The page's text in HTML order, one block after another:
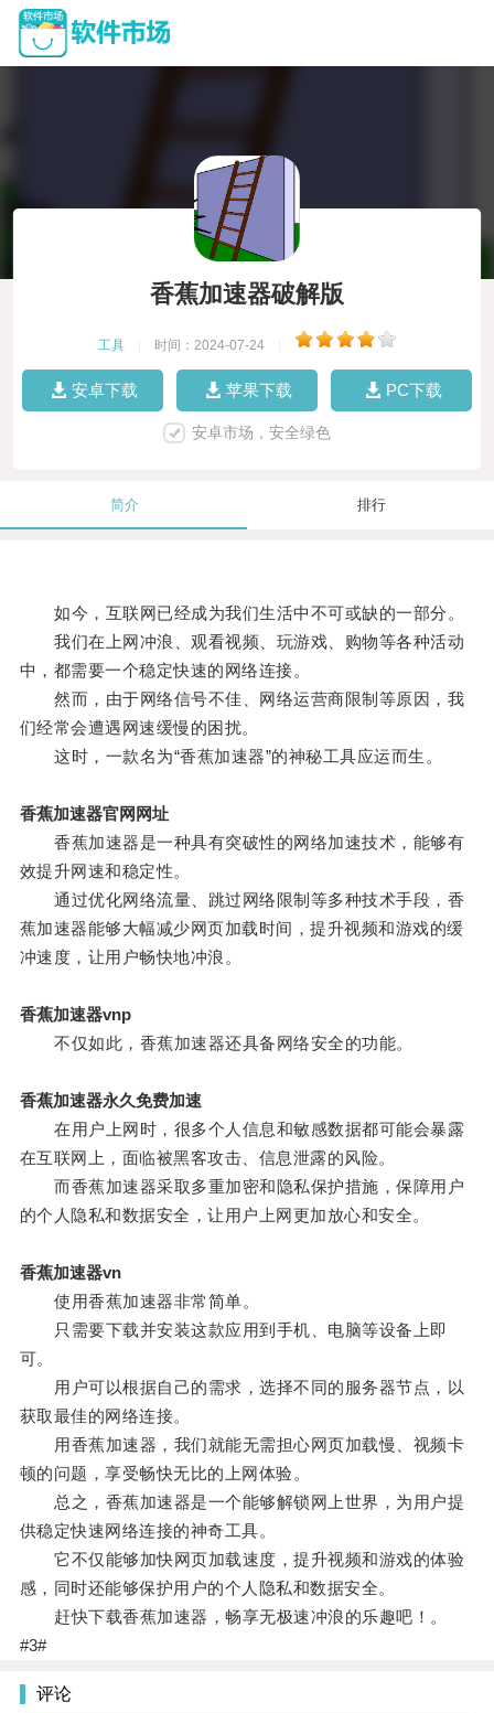
香蕉加速器破解版
工具 时间：2024-07-24
安卓下载 苹果下载 PC下载
安卓市场，安全绿色
简介 排行
如今，互联网已经成为我们生活中不可或缺的一部分。
我们在上网冲浪、观看视频、玩游戏、购物等各种活动
中，都需要一个稳定快速的网络连接。
然而，由于网络信号不佳、网络运营商限制等原因，我
们经常会遭遇网速缓慢的困扰。
这时，一款名为“香蕉加速器”的神秘工具应运而生。
香蕉加速器官网网址
香蕉加速器是一种具有突破性的网络加速技术，能够有
效提升网速和稳定性。
通过优化网络流量、跳过网络限制等多种技术手段，香
蕉加速器能够大幅减少网页加载时间，提升视频和游戏的缓
冲速度，让用户畅快地冲浪。
香蕉加速器vnp
不仅如此，香蕉加速器还具备网络安全的功能。
香蕉加速器永久免费加速
在用户上网时，很多个人信息和敏感数据都可能会暴露
在互联网上，面临被黑客攻击、信息泄露的风险。
而香蕉加速器采取多重加密和隐私保护措施，保障用户
的个人隐私和数据安全，让用户上网更加放心和安全。
香蕉加速器vn
使用香蕉加速器非常简单。
只需要下载并安装这款应用到手机、电脑等设备上即
可。
用户可以根据自己的需求，选择不同的服务器节点，以
获取最佳的网络连接。
用香蕉加速器，我们就能无需担心网页加载慢、视频卡
顿的问题，享受畅快无比的上网体验。
总之，香蕉加速器是一个能够解锁网上世界，为用户提
供稳定快速网络连接的神奇工具。
它不仅能够加快网页加载速度，提升视频和游戏的体验
感，同时还能够保护用户的个人隐私和数据安全。
赶快下载香蕉加速器，畅享无极速冲浪的乐趣吧！。
#3#
评论